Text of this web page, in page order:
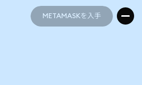
METAMASKを入手